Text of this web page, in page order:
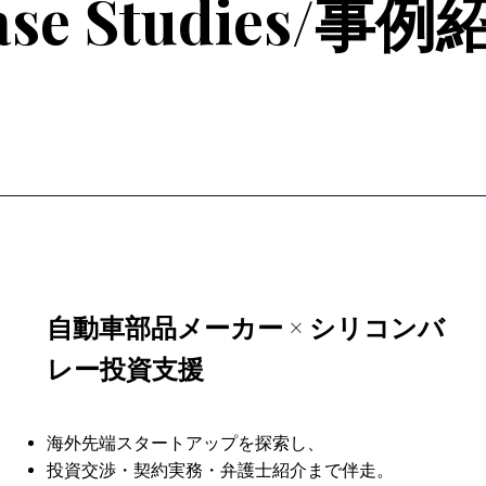
Studies/事例
自動車部品メーカー × シリコンバ
レー投資支援
海外先端スタートアップを探索し、
投資交渉・契約実務・弁護士紹介まで伴走。